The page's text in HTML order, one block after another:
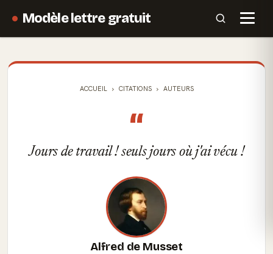
Modèle lettre gratuit
ACCUEIL CITATIONS AUTEURS
“
Jours de travail ! seuls jours où j'ai vécu !
Alfred de Musset